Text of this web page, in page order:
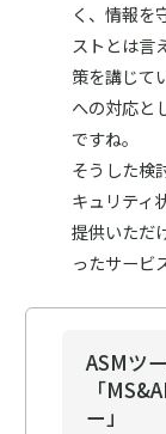
く、情報を
ストとは言
策を講じて
への対応と
ですね。
そうした検
キュリティ
提供いただ
ったサービ
ASMツ
「
ー」